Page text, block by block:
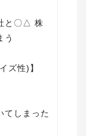
と〇△ 株
う
ズ性)】
てしまった